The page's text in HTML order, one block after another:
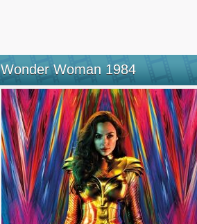
Wonder Woman 1984